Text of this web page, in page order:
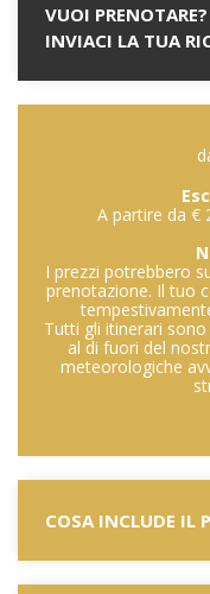
VUOI PRENOTARE?
INVIACI LA TUA
A partire da €
I prezzi potrebbero
prenotazione. Il tuo
Tutti gli itinerari
al di fuori del
meteorologiche
COSA INCLUDE IL